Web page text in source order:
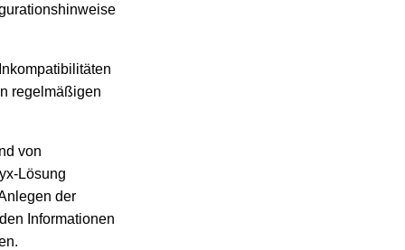
regelmäßigen
von
Lösung
der
Informationen